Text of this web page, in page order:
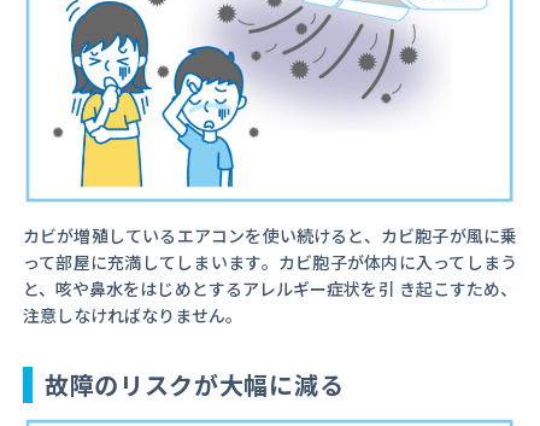
カビが増殖しているエアコンを使い続けると、カビ胞子が風に乗
って部屋に充満してしまいます。カビ胞子が体内に入ってしまう
と、咳や鼻水をはじめとするアレルギー症状を引 き起こすため、
注意しなければなりません。
故障のリスクが大幅に減る